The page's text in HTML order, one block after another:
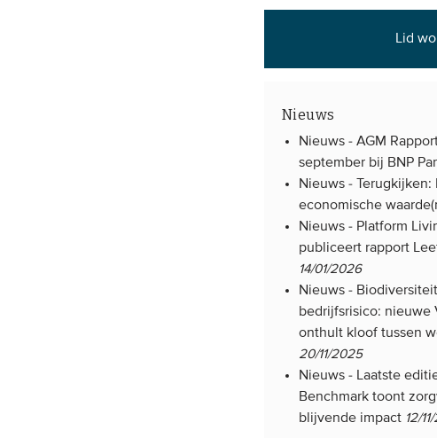
Lid
Nieuws
Nieuws -AGM
september bij BNP
Nieuws -
economische
Nieuws - Platform
publiceert rapport
14/01/2026
Nieuws -
bedrijfsrisico: nieuwe
onthult kloof tussen
20/11/2025
Nieuws - Laatste
Benchmark toont
blijvende impact 12/